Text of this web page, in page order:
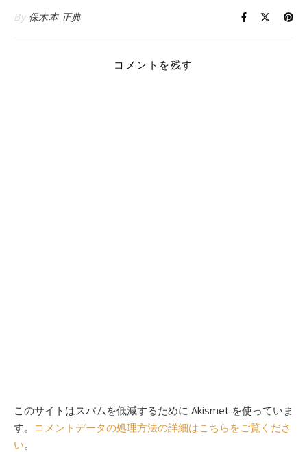
By 保木本 正典
コメントを残す
このサイトはスパムを低減するために Akismet を使っていま
す。 コメントデータの処理方法の詳細はこちらをご覧くださ
い。